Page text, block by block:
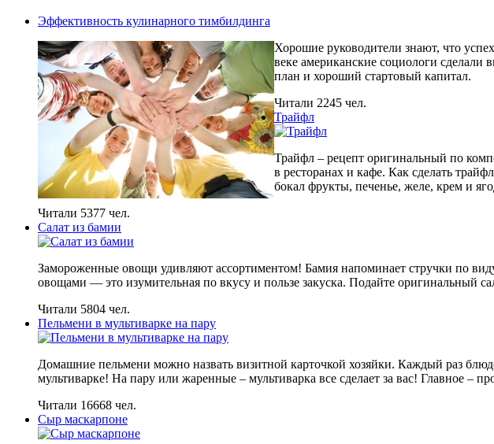
Эффективность кулинарного тимбилдинга
Хорошие руководители знают, что
веке американские социологи сделали
план и хороший стартовый капитал.
Читали 2245 чел.
Трайфл
Трайфл – рецепт оригинальный по
в ресторанах и кафе. Как сделать
бокал фрукты, печенье, желе, крем и
Читали 5377 чел.
Салат из бамии
Замороженные овощи удивляют ассортиментом! Бамия напоминает стручки по
овощами — это изумительная по вкусу и пользе закуска. Подайте оригинальный
Читали 5804 чел.
Пельмени в мультиварке на пару
Домашние пельмени можно назвать визитной карточкой хозяйки. Каждый раз
мультиварке! На пару или жаренные – мультиварка все сделает за вас! Главное –
Читали 16668 чел.
Сыр маскарпоне